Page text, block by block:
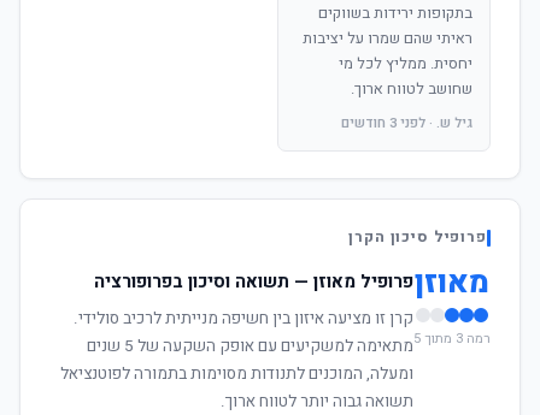
בתקופות ירידות בשווקים
ראיתי שהם שמרו על יציבות
יחסית. ממליץ לכל מי
שחושב לטווח ארוך.
גיל ש. · לפני 3 חודשים
פרופיל סיכון הקרן
מאוזן
רמה 3 מתוך 5
פרופיל מאוזן — תשואה וסיכון בפרופורציה
קרן זו מציעה איזון בין חשיפה מנייתית לרכיב סולידי.
מתאימה למשקיעים עם אופק השקעה של 5 שנים
ומעלה, המוכנים לתנודות מסוימות בתמורה לפוטנציאל
תשואה גבוה יותר לטווח ארוך.